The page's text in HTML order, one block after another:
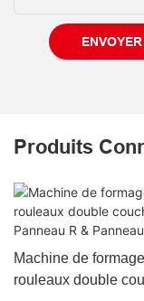
Produits
Machine de
rouleaux double